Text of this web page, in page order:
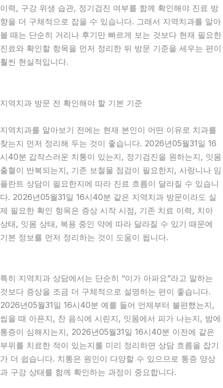
이력, 구강 위생 습관, 정기검진 여부를 함께 확인해야 진료 방
향을 더 구체적으로 잡을 수 있습니다. 그래서 지역치과를 알아
볼 때는 단순히 거리나 후기만 빠르게 보는 것보다 현재 필요한
진료와 확인할 항목을 먼저 정리한 뒤 방문 기준을 세우는 편이
훨씬 현실적입니다.
지역치과 방문 전 확인해야 할 기본 기준
지역치과를 알아보기 전에는 현재 본인이 어떤 이유로 치과를
찾는지 먼저 정리해 두는 것이 좋습니다. 2026년05월31일 16
시40분 갑작스러운 치통이 있는지, 정기검진을 원하는지, 잇몸
출혈이 반복되는지, 기존 보철물 점검이 필요한지, 사랑니나 임
플란트 상담이 필요한지에 따라 진료 흐름이 달라질 수 있습니
다. 2026년05월31일 16시40분 같은 지역치과 방문이라도 실
제 필요한 확인 항목은 증상 시작 시점, 기존 치료 이력, 치아
상태, 잇몸 상태, 복용 중인 약에 따라 달라질 수 있기 때문에
기본 정보를 먼저 정리하는 것이 도움이 됩니다.
특히 지역치과 상담에서는 단순히 “이가 아파요”라고 말하는
것보다 증상을 조금 더 구체적으로 설명하는 편이 좋습니다.
2026년05월31일 16시40분 예를 들어 언제부터 불편했는지,
씹을 때 아픈지, 찬 음식에 시린지, 잇몸에서 피가 나는지, 밤에
통증이 심해지는지, 2026년05월31일 16시40분 이전에 같은
부위를 치료한 적이 있는지를 미리 정리하면 상담 흐름을 잡기
가 더 쉽습니다. 치통은 원인이 다양할 수 있으므로 통증 양상
과 구강 상태를 함께 확인하는 과정이 중요합니다.